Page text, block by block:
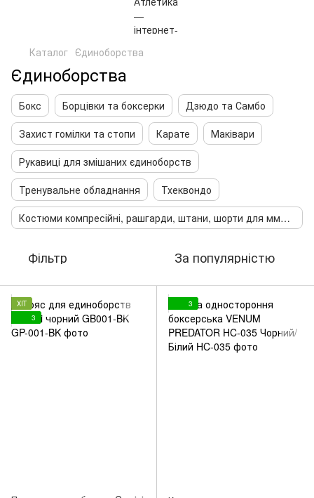
Каталог Єдиноборства
Єдиноборства
Бокс Борцівки та боксерки
Дзюдо та Самбо
Захист гомілки та стопи
Карате
Маківари
Рукавиці для змішаних єдиноборств
Тренувальне обладнання
Тхеквондо
Костюми компресійні, рашгарди, штани, шорти для мма та змішаних єдиноборств
Фільтр За популярністю
ХІТ
3
3